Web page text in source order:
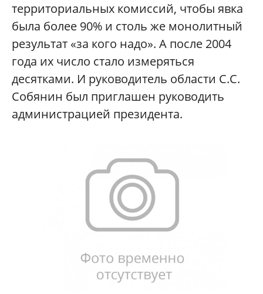
территориальных комиссий, чтобы явка
была более 90% и столь же монолитный
результат «за кого надо». А после 2004
года их число стало измеряться
десятками. И руководитель области С.С.
Собянин был приглашен руководить
администрацией президента.